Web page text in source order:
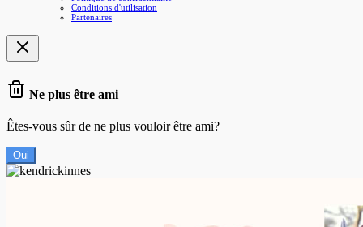
Conditions d'utilisation
Partenaires
Ne plus être ami
Êtes-vous sûr de ne plus vouloir être ami?
Oui